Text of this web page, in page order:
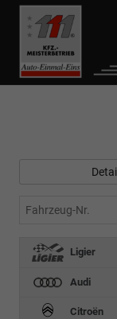
------------ Host Name
Fahrzeug-
Ligier
Audi
Citroën